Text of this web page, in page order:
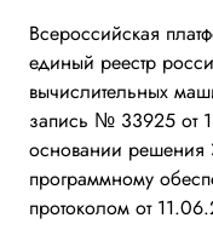
Всероссийская
единый реестр
вычислительных
запись № 33925 от
основании решения
программному
протоколом от